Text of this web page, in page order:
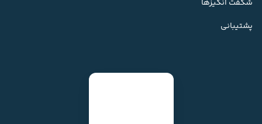
شگفت انگیزها
پشتیبانی